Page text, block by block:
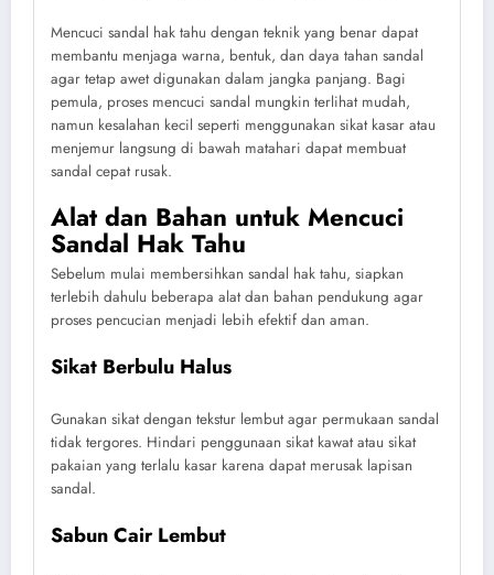
Mencuci sandal hak tahu dengan teknik yang benar dapat
membantu menjaga warna, bentuk, dan daya tahan sandal
agar tetap awet digunakan dalam jangka panjang. Bagi
pemula, proses mencuci sandal mungkin terlihat mudah,
namun kesalahan kecil seperti menggunakan sikat kasar atau
menjemur langsung di bawah matahari dapat membuat
sandal cepat rusak.
Alat dan Bahan untuk Mencuci
Sandal Hak Tahu
Sebelum mulai membersihkan sandal hak tahu, siapkan
terlebih dahulu beberapa alat dan bahan pendukung agar
proses pencucian menjadi lebih efektif dan aman.
Sikat Berbulu Halus
Gunakan sikat dengan tekstur lembut agar permukaan sandal
tidak tergores. Hindari penggunaan sikat kawat atau sikat
pakaian yang terlalu kasar karena dapat merusak lapisan
sandal.
Sabun Cair Lembut